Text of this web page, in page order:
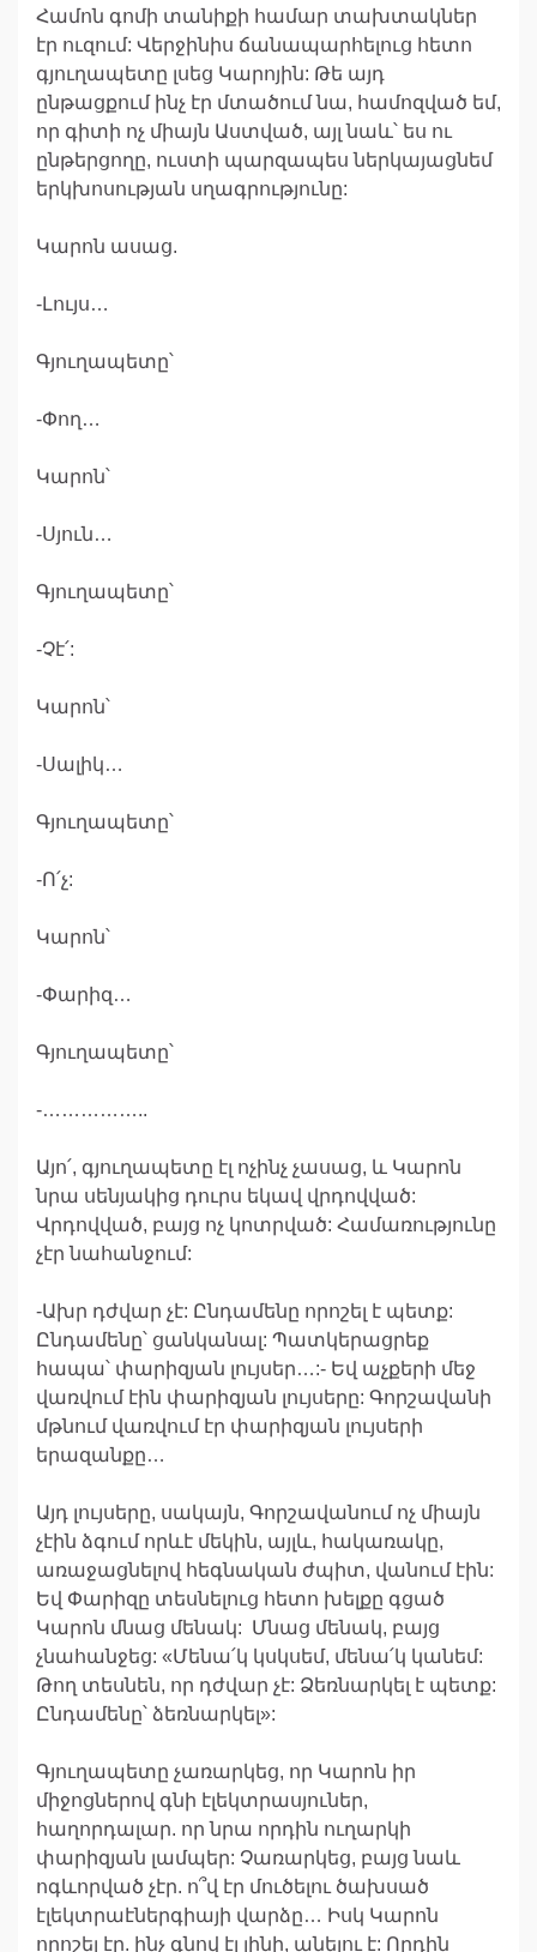
Համոն գոմի տանիքի համար տախտակներ
էր ուզում: Վերջինիս ճանապարհելուց հետո
գյուղապետը լսեց Կարոյին: Թե այդ
ընթացքում ինչ էր մտածում նա, համոզված եմ,
որ գիտի ոչ միայն Աստված, այլ նաև՝ ես ու
ընթերցողը, ուստի պարզապես ներկայացնեմ
երկխոսության սղագրությունը:
Կարոն ասաց.
-Լույս…
Գյուղապետը՝
-Փող…
Կարոն՝
-Սյուն…
Գյուղապետը՝
-Չէ՛:
Կարոն՝
-Սալիկ…
Գյուղապետը՝
-Ո՛չ:
Կարոն՝
-Փարիզ…
Գյուղապետը՝
-……………..
Այո՛, գյուղապետը էլ ոչինչ չասաց, և Կարոն
նրա սենյակից դուրս եկավ վրդովված:
Վրդովված, բայց ոչ կոտրված: Համառությունը
չէր նահանջում:
-Ախր դժվար չէ: Ընդամենը որոշել է պետք:
Ընդամենը՝ ցանկանալ: Պատկերացրեք
հապա՝ փարիզյան լույսեր…:- Եվ աչքերի մեջ
վառվում էին փարիզյան լույսերը: Գորշավանի
մթնում վառվում էր փարիզյան լույսերի
երազանքը…
Այդ լույսերը, սակայն, Գորշավանում ոչ միայն
չէին ձգում որևէ մեկին, այլև, հակառակը,
առաջացնելով հեգնական ժպիտ, վանում էին:
Եվ Փարիզը տեսնելուց հետո խելքը գցած
Կարոն մնաց մենակ: Մնաց մենակ, բայց
չնահանջեց: «Մենա՛կ կսկսեմ, մենա՛կ կանեմ:
Թող տեսնեն, որ դժվար չէ: Ձեռնարկել է պետք:
Ընդամենը՝ ձեռնարկել»:
Գյուղապետը չառարկեց, որ Կարոն իր
միջոցներով գնի էլեկտրասյուներ,
հաղորդալար. որ նրա որդին ուղարկի
փարիզյան լամպեր: Չառարկեց, բայց նաև
ոգևորված չէր. ո՞վ էր մուծելու ծախսած
էլեկտրաէներգիայի վարձը… Իսկ Կարոն
որոշել էր. ինչ գնով էլ լինի, անելու է: Որդին